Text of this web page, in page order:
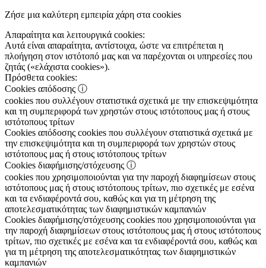
Ζήσε μια καλύτερη εμπειρία χάρη στα cookies
Απαραίτητα και λειτουργικά cookies:
Αυτά είναι απαραίτητα, αντίστοιχα, ώστε να επιτρέπεται η
πλοήγηση στον ιστότοπό μας και να παρέχονται οι υπηρεσίες που
ζητάς («ελάχιστα cookies»).
Πρόσθετα cookies:
Cookies απόδοσης ⓘ
cookies που συλλέγουν στατιστικά σχετικά με την επισκεψιμότητα
και τη συμπεριφορά των χρηστών στους ιστότοπους μας ή στους
ιστότοπους τρίτων
Cookies απόδοσης cookies που συλλέγουν στατιστικά σχετικά με
την επισκεψιμότητα και τη συμπεριφορά των χρηστών στους
ιστότοπους μας ή στους ιστότοπους τρίτων
Cookies διαφήμισης/στόχευσης ⓘ
cookies που χρησιμοποιούνται για την παροχή διαφημίσεων στους
ιστότοπους μας ή στους ιστότοπους τρίτων, πιο σχετικές με εσένα
και τα ενδιαφέροντά σου, καθώς και για τη μέτρηση της
αποτελεσματικότητας των διαφημιστικών καμπανιών
Cookies διαφήμισης/στόχευσης cookies που χρησιμοποιούνται για
την παροχή διαφημίσεων στους ιστότοπους μας ή στους ιστότοπους
τρίτων, πιο σχετικές με εσένα και τα ενδιαφέροντά σου, καθώς και
για τη μέτρηση της αποτελεσματικότητας των διαφημιστικών
καμπανιών